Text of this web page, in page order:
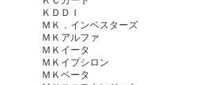
ＫＤＤＩ
ＭＫ．インベスターズ
ＭＫアルファ
ＭＫイータ
ＭＫイプシロン
ＭＫベータ